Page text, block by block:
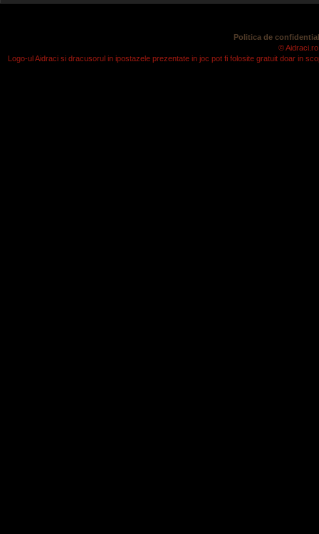
Politica de
©
Logo-ul Aidraci si dracusorul in ipostazele prezentate in joc pot fi folosite gratuit doar in